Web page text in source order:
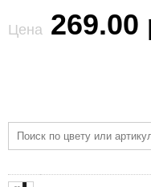
Цена 269.00